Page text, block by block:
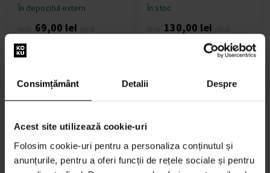
Consimțământ Detalii Despre
Acest site utilizează cookie-uri
Folosim cookie-uri pentru a personaliza conținutul și
anunțurile, pentru a oferi funcții de rețele sociale și pentru
În depozitul extern
69,00 lei
la213,00 lei
În stoc
130,00 lei
234,00 lei
FURLA Meravigliosa Eau de
Parfum Apă de parfum
FURLA Unica Eau de Parfum
Apă de parfum